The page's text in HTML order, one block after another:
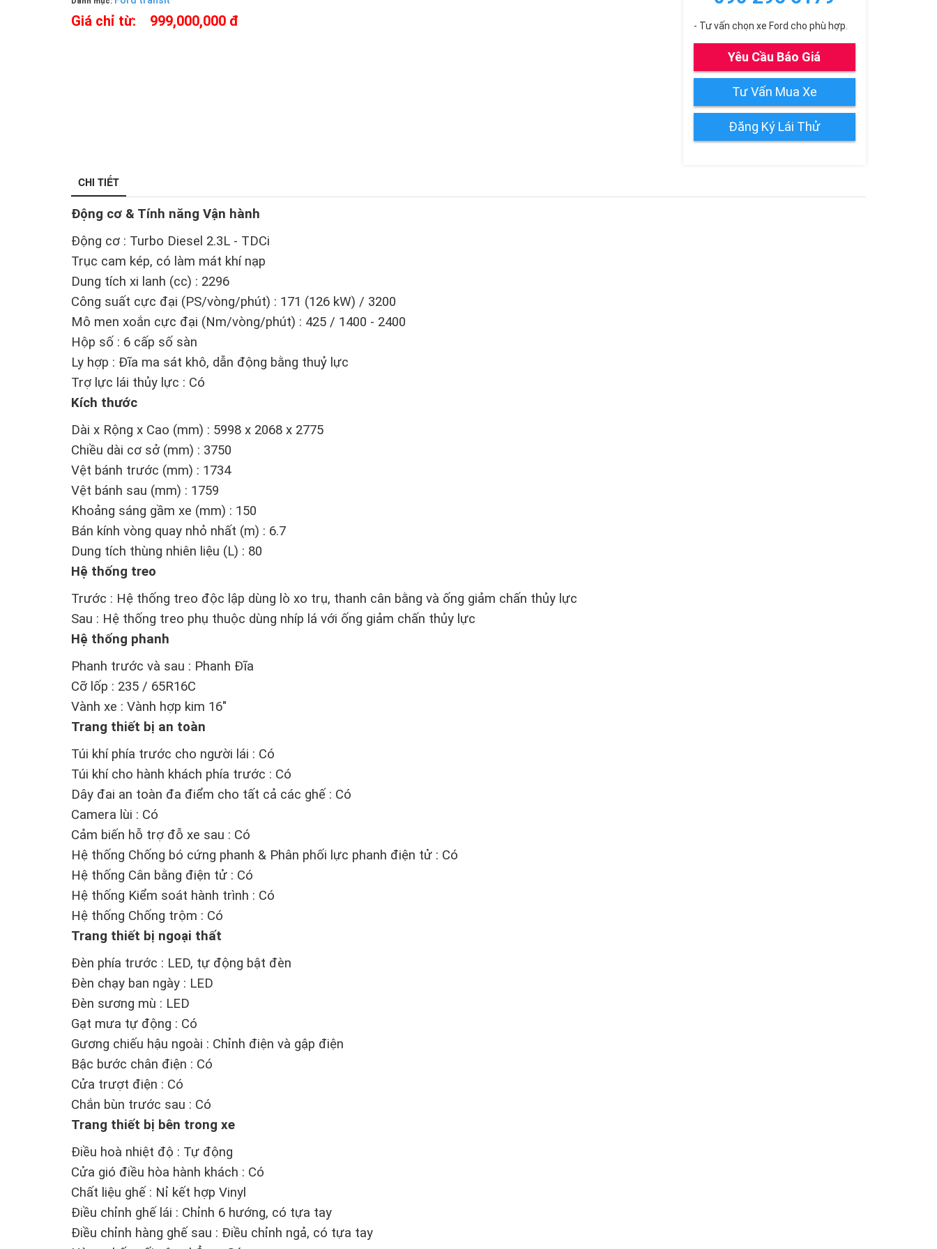
Giá chỉ từ: 999,000,000 đ - Tư vấn chọn xe Ford cho phù hợp.
Yêu Cầu Báo Giá
Tư Vấn Mua Xe
Đăng Ký Lái Thử
CHI TIẾT
Động cơ & Tính năng Vận hành
Động cơ : Turbo Diesel 2.3L - TDCi
Trục cam kép, có làm mát khí nạp
Dung tích xi lanh (cc) : 2296
Công suất cực đại (PS/vòng/phút) : 171 (126 kW) / 3200
Mô men xoắn cực đại (Nm/vòng/phút) : 425 / 1400 - 2400
Hộp số : 6 cấp số sàn
Ly hợp : Đĩa ma sát khô, dẫn động bằng thuỷ lực
Trợ lực lái thủy lực : Có
Kích thước
Dài x Rộng x Cao (mm) : 5998 x 2068 x 2775
Chiều dài cơ sở (mm) : 3750
Vệt bánh trước (mm) : 1734
Vệt bánh sau (mm) : 1759
Khoảng sáng gầm xe (mm) : 150
Bán kính vòng quay nhỏ nhất (m) : 6.7
Dung tích thùng nhiên liệu (L) : 80
Hệ thống treo
Trước : Hệ thống treo độc lập dùng lò xo trụ, thanh cân bằng và ống giảm chấn thủy lực
Sau : Hệ thống treo phụ thuộc dùng nhíp lá với ống giảm chấn thủy lực
Hệ thống phanh
Phanh trước và sau : Phanh Đĩa
Cỡ lốp : 235 / 65R16C
Vành xe : Vành hợp kim 16"
Trang thiết bị an toàn
Túi khí phía trước cho người lái : Có
Túi khí cho hành khách phía trước : Có
Dây đai an toàn đa điểm cho tất cả các ghế : Có
Camera lùi : Có
Cảm biến hỗ trợ đỗ xe sau : Có
Hệ thống Chống bó cứng phanh & Phân phối lực phanh điện tử : Có
Hệ thống Cân bằng điện tử : Có
Hệ thống Kiểm soát hành trình : Có
Hệ thống Chống trộm : Có
Trang thiết bị ngoại thất
Đèn phía trước : LED, tự động bật đèn
Đèn chạy ban ngày : LED
Đèn sương mù : LED
Gạt mưa tự động : Có
Gương chiếu hậu ngoài : Chỉnh điện và gập điện
Bậc bước chân điện : Có
Cửa trượt điện : Có
Chắn bùn trước sau : Có
Trang thiết bị bên trong xe
Điều hoà nhiệt độ : Tự động
Cửa gió điều hòa hành khách : Có
Chất liệu ghế : Nỉ kết hợp Vinyl
Điều chỉnh ghế lái : Chỉnh 6 hướng, có tựa tay
Điều chỉnh hàng ghế sau : Điều chỉnh ngả, có tựa tay